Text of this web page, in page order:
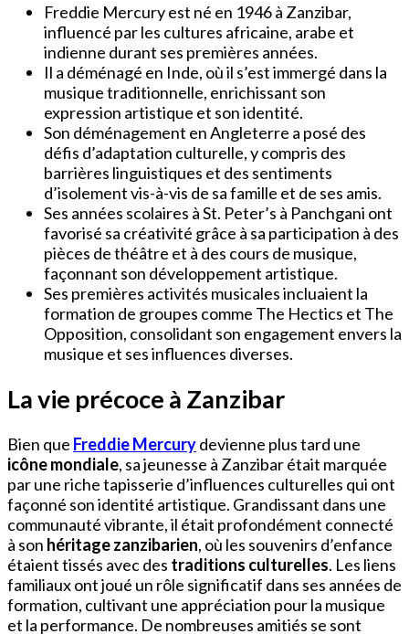
Freddie Mercury est né en 1946 à Zanzibar,
influencé par les cultures africaine, arabe et
indienne durant ses premières années.
Il a déménagé en Inde, où il s’est immergé dans la
musique traditionnelle, enrichissant son
expression artistique et son identité.
Son déménagement en Angleterre a posé des
défis d’adaptation culturelle, y compris des
barrières linguistiques et des sentiments
d’isolement vis-à-vis de sa famille et de ses amis.
Ses années scolaires à St. Peter’s à Panchgani ont
favorisé sa créativité grâce à sa participation à des
pièces de théâtre et à des cours de musique,
façonnant son développement artistique.
Ses premières activités musicales incluaient la
formation de groupes comme The Hectics et The
Opposition, consolidant son engagement envers la
musique et ses influences diverses.
La vie précoce à Zanzibar
Bien que Freddie Mercurydevienne plus tard une
icône mondiale, sa jeunesse à Zanzibar était marquée
par une riche tapisserie d’influences culturelles qui ont
façonné son identité artistique. Grandissant dans une
communauté vibrante, il était profondément connecté
à son héritage zanzibarien, où les souvenirs d’enfance
étaient tissés avec des traditions culturelles. Les liens
familiaux ont joué un rôle significatif dans ses années de
formation, cultivant une appréciation pour la musique
et la performance. De nombreuses amitiés se sont